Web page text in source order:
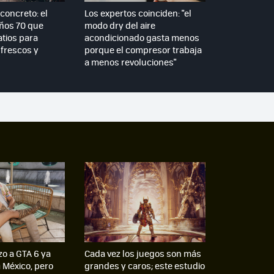
el
70 que
para
y
Los expertos coinciden: "el
modo dry del aire
acondicionado gasta menos
porque el compresor trabaja
a menos revoluciones"
a GTA 6 ya
pero
Cada vez los juegos son más
grandes y caros; este estudio